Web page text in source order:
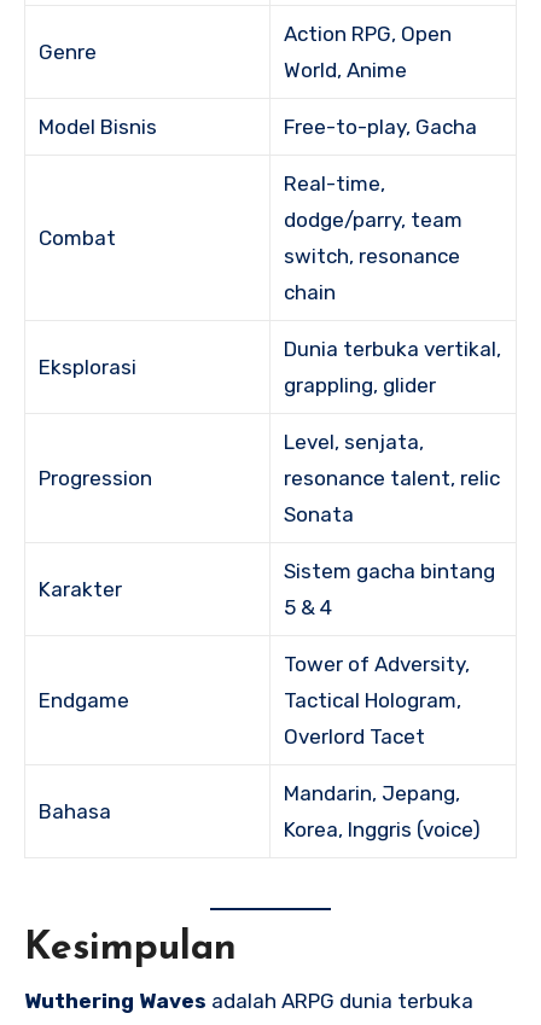
Genre
Action RPG, Open
World, Anime
Model Bisnis Free-to-play, Gacha
Combat
Real-time,
dodge/parry, team
switch, resonance
chain
Eksplorasi
Dunia terbuka vertikal,
grappling, glider
Progression
Level, senjata,
resonance talent, relic
Sonata
Karakter
Sistem gacha bintang
5 & 4
Endgame
Tower of Adversity,
Tactical Hologram,
Overlord Tacet
Bahasa
Mandarin, Jepang,
Korea, Inggris (voice)
Kesimpulan
Wuthering Waves adalah ARPG dunia terbuka